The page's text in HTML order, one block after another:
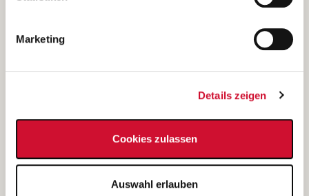
Marketing
Details zeigen
Cookies zulassen
Auswahl erlauben
Bewerbung als Altenpflegehelfer*in
Bewerbung als Erzieher*in